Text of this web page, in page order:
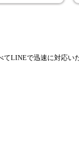
LINEで迅速に対応い